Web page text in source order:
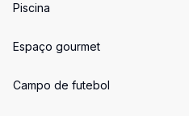
Piscina
Espaço gourmet
Campo de futebol